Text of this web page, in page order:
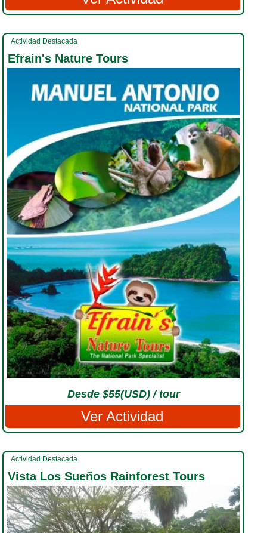
Actividad Destacada
Efrain's Nature Tours
Desde $55(USD) / tour
Ver Actividad
Actividad Destacada
Vista Los Sueños Rainforest Tours